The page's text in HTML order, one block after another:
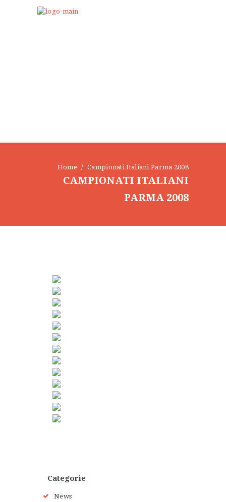
Home Campionati Italiani Parma 2008
CAMPIONATI ITALIANI
PARMA 2008
STORIA BUSHIDO
ISCRIZIONE ONLINE
Categorie
News